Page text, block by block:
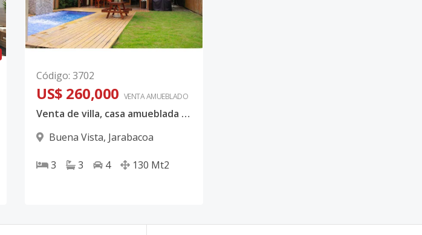
Código: 3702
US$ 260,000 VENTA AMUEBLADO
Venta de villa, casa amueblada en Buena Vista Jarabacoa
Buena Vista, Jarabacoa
3 3 4 130 Mt2